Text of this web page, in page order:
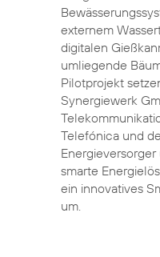
externem
digitalen
umliegende
Pilotprojekt
Synergiewerk
Telefónica und
smarte
ein innovatives
um.